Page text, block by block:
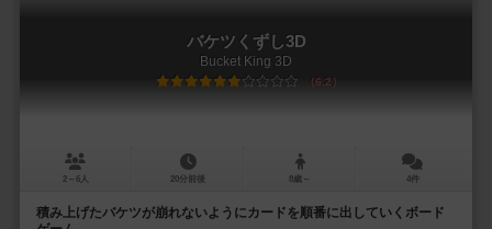
バケツくずし3D
Bucket King 3D
6.2
2～6人 20分前後 8歳～ 4件
積み上げたバケツが崩れないようにカードを順番に出していくボード